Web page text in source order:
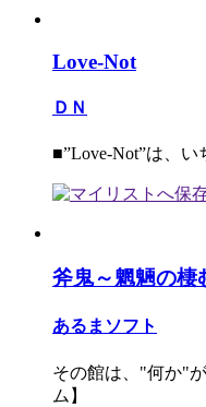
Love-Not
ＤＮ
■”Love-Not”は、
斧鬼～魍魎の棲
あるまソフト
その館は、"何か"
ム】